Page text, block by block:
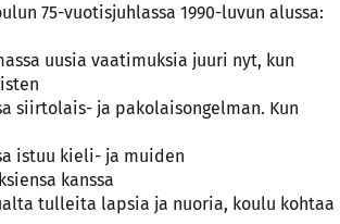
75-vuotisjuhlassa 1990-luvun alussa:
uusia vaatimuksia juuri nyt, kun
siirtolais- ja pakolaisongelman. Kun
istuu kieli- ja muiden
kanssa
tulleita lapsia ja nuoria, koulu kohtaa